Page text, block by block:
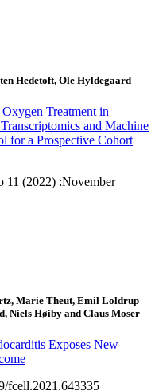
Hedetoft, Ole Hyldegaard
Treatment in
and Machine
for a Prospective Cohort
11 (2022) :November
Marie Theut, Emil Loldrup
Niels Høiby and Claus Moser
Exposes New
fcell.2021.643335